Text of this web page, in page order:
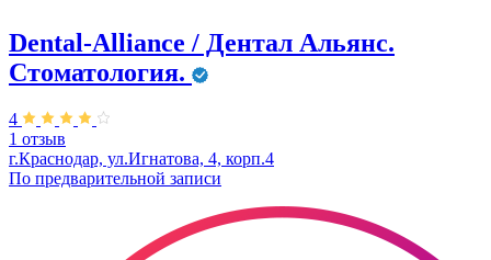
Dental-Alliance / Дентал Альянс.
Стоматология.
4
1 отзыв
г.Краснодар, ул.Игнатова, 4, корп.4
По предварительной записи